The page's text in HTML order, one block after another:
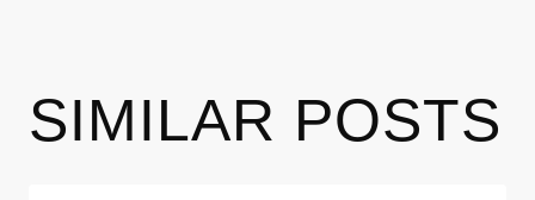
SIMILAR POSTS